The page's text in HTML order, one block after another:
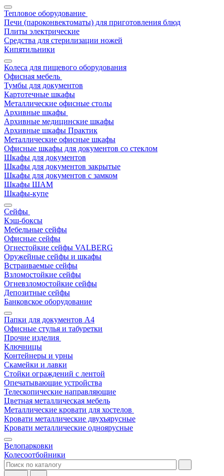
Тепловое оборудование
Печи (пароконвектоматы) для приготовления блюд
Плиты электрические
Средства для стерилизации ножей
Кипятильники
Колеса для пищевого оборудования
Офисная мебель
Тумбы для документов
Картотечные шкафы
Металлические офисные столы
Архивные шкафы
Архивные медицинские шкафы
Архивные шкафы Практик
Металлические офисные шкафы
Офисные шкафы для документов со стеклом
Шкафы для документов
Шкафы для документов закрытые
Шкафы для документов с замком
Шкафы ШАМ
Шкафы-купе
Сейфы
Кэш-боксы
Мебельные сейфы
Офисные сейфы
Огнестойкие сейфы VALBERG
Оружейные сейфы и шкафы
Встраиваемые сейфы
Взломостойкие сейфы
Огневзломостойкие сейфы
Депозитные сейфы
Банковское оборудование
Папки для документов A4
Офисные стулья и табуретки
Прочие изделия
Ключницы
Контейнеры и урны
Скамейки и лавки
Стойки ограждений с лентой
Опечатывающие устройства
Телескопические направляющие
Цветная металлическая мебель
Металлические кровати для хостелов
Кровати металлические двухъярусные
Кровати металлические одноярусные
Велопарковки
Колесоотбойники